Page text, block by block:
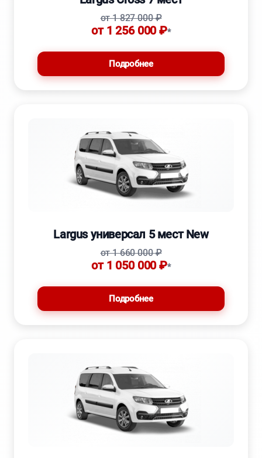
от 1 827 000 ₽
от 1 256 000 ₽*
Подробнее
Largus универсал 5 мест New
от 1 660 000 ₽
от 1 050 000 ₽*
Подробнее